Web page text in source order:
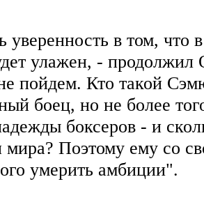
уверенность в том, что
улажен, -
пойдем. Кто такой
боец, но не более
боксеров - и
Поэтому ему со
умерить амбиции".